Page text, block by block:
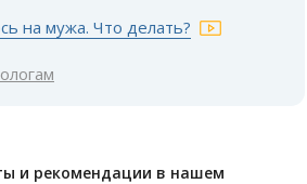
на мужа. Что делать?
и рекомендации в нашем